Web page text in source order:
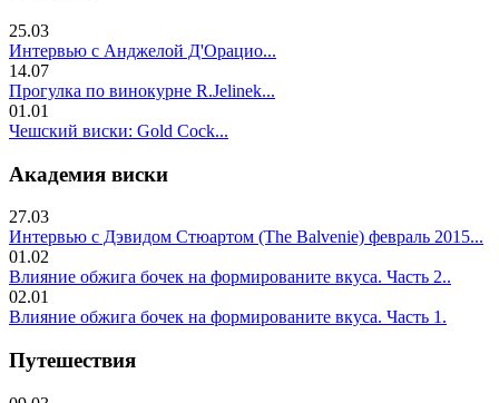
25.03
Интервью с Анджелой Д'Орацио...
14.07
Прогулка по винокурне R.Jelinek...
01.01
Чешский виски: Gold Cock...
Академия виски
27.03
Интервью с Дэвидом Стюартом (The Balvenie) февраль 2015...
01.02
Влияние обжига бочек на формированите вкуса. Часть 2..
02.01
Влияние обжига бочек на формированите вкуса. Часть 1.
Путешествия